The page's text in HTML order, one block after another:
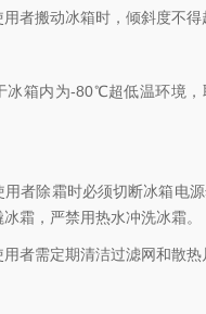
搬动冰箱时，倾斜度不得
箱内为-80℃超低温环境，
除霜时必须切断冰箱电源
霜，严禁用热水冲洗冰霜。
需定期清洁过滤网和散热